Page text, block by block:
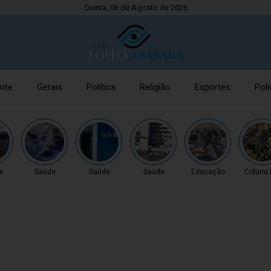
Quinta, 06 de Agosto de 2026
Gerais Política Religião Esportes
Saúde Saúde Saúde Educação Coluna